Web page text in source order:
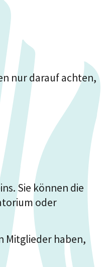
nur darauf achten,
Sie können die
oder
Mitglieder haben,